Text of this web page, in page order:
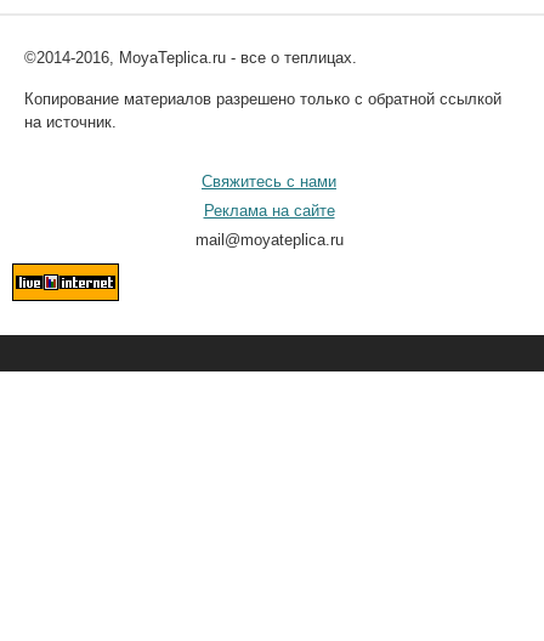
©2014-2016, MoyaTeplica.ru - все о теплицах.
Копирование материалов разрешено только с обратной ссылкой
на источник.
Свяжитесь с нами
Реклама на сайте
mail@moyateplica.ru